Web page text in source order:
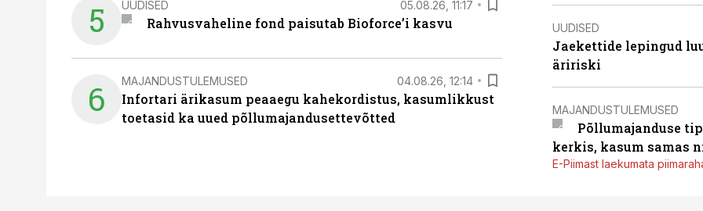
5 UUDISED 05.08.26, 11:17
Rahvusvaheline fond paisutab Bioforce’i kasvu
6 MAJANDUSTULEMUSED 04.08.26, 12:14
Infortari ärikasum peaaegu kahekordistus, kasumlikkust
toetasid ka uued põllumajandusettevõtted
UUDISED
Jaekettide lepingud
äririski
MAJANDUSTULEMUSED
Põllumajanduse
kerkis, kasum samas
E-Piimast laekumata